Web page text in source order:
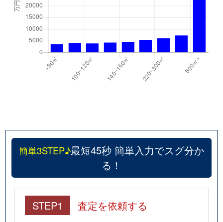
簡単3STEP♪最短45秒 簡単入力でスグ分か
る！
STEP1 査定を依頼する